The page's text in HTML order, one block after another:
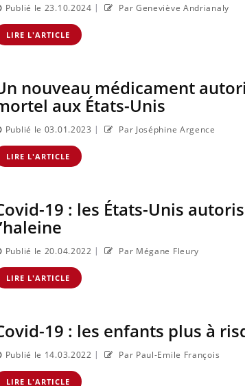
Publié le 23.10.2024 | Par Geneviève Andrianaly
LIRE L'ARTICLE
nouveau médicament
aux États-Unis
Publié le 03.01.2023 | Par Joséphine Argence
LIRE L'ARTICLE
19 : les États-Unis
Publié le 20.04.2022 | Par Mégane Fleury
LIRE L'ARTICLE
19 : les enfants plus à
Publié le 14.03.2022 | Par Paul-Emile François
LIRE L'ARTICLE
Pourquoi votre
gâche-t-il les